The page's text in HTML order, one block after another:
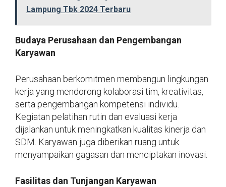
Lampung Tbk 2024 Terbaru
Budaya Perusahaan dan Pengembangan
Karyawan
Perusahaan berkomitmen membangun lingkungan
kerja yang mendorong kolaborasi tim, kreativitas,
serta pengembangan kompetensi individu.
Kegiatan pelatihan rutin dan evaluasi kerja
dijalankan untuk meningkatkan kualitas kinerja dan
SDM. Karyawan juga diberikan ruang untuk
menyampaikan gagasan dan menciptakan inovasi.
Fasilitas dan Tunjangan Karyawan